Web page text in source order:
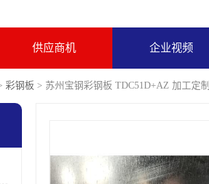
供应商机 企业视频
彩钢板 > 苏州宝钢彩钢板 TDC51D+AZ 加工定制